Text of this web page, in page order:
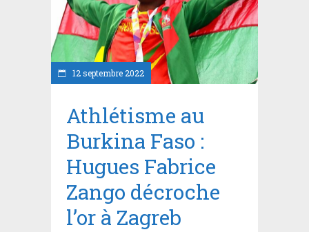
12 septembre 2022
Athlétisme au
Burkina Faso :
Hugues Fabrice
Zango décroche
l’or à Zagreb